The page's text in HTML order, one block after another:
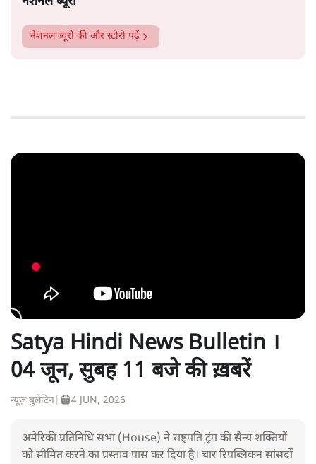
नेशनल ब्यूरो की और स्टोरी पढ़ें
Satya Hindi News Bulletin ।
04 जून, सुबह 11 बजे की ख़बरें
न्यूज़ बुलेटिन 4 JUN, 2026
अमेरिकी प्रतिनिधि सभा (House) ने राष्ट्रपति ट्रंप की सैन्य शक्तियों
को सीमित करने का प्रस्ताव पास कर दिया है। चार रिपब्लिकन सांसदों